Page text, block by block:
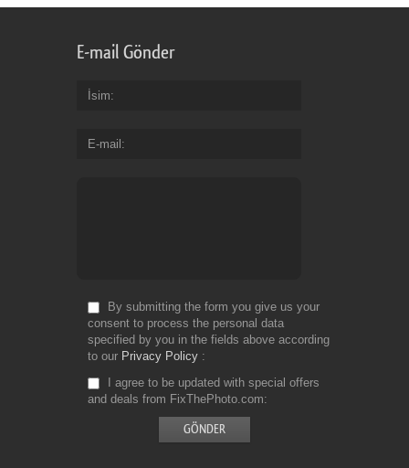
E-mail Gönder
İsim
E-mail
By submitting the form you give us your
consent to process the personal data
specified by you in the fields above according
to our Privacy Policy
I agree to be updated with special offers
and deals from FixThePhoto.com